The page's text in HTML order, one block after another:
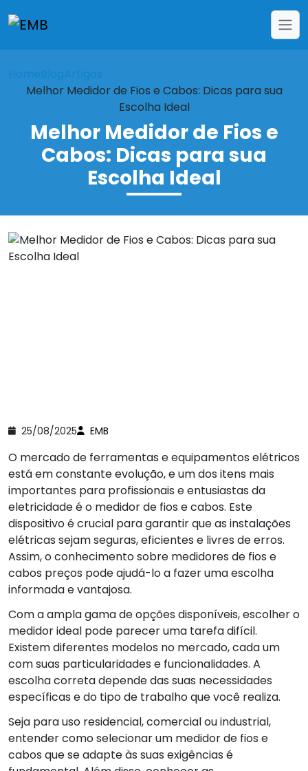
Home Blog
Artigos
Melhor Medidor de Fios e Cabos: Dicas para sua
Escolha Ideal
Melhor Medidor de Fios e
Cabos: Dicas para sua
Escolha Ideal
25/08/2025 EMB
O mercado de ferramentas e equipamentos elétricos
está em constante evolução, e um dos itens mais
importantes para profissionais e entusiastas da
eletricidade é o medidor de fios e cabos. Este
dispositivo é crucial para garantir que as instalações
elétricas sejam seguras, eficientes e livres de erros.
Assim, o conhecimento sobre medidores de fios e
cabos preços pode ajudá-lo a fazer uma escolha
informada e vantajosa.
Com a ampla gama de opções disponíveis, escolher o
medidor ideal pode parecer uma tarefa difícil.
Existem diferentes modelos no mercado, cada um
com suas particularidades e funcionalidades. A
escolha correta depende das suas necessidades
específicas e do tipo de trabalho que você realiza.
Seja para uso residencial, comercial ou industrial,
entender como selecionar um medidor de fios e
cabos que se adapte às suas exigências é